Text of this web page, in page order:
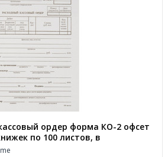
ордер форма КО-2 офсет
по 100 листов, в